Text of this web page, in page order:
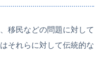
移民などの問題に対して
それらに対して伝統的な